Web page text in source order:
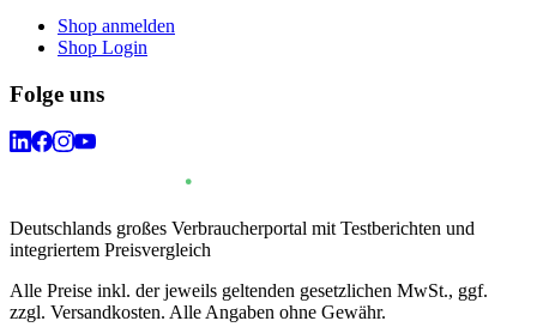
Shop anmelden
Shop Login
Folge uns
Deutschlands großes Verbraucherportal mit Testberichten und
integriertem Preisvergleich
Alle Preise inkl. der jeweils geltenden gesetzlichen MwSt., ggf.
zzgl. Versandkosten. Alle Angaben ohne Gewähr.